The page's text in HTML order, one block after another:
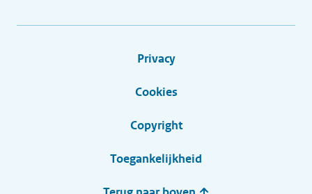
Privacy
Cookies
Copyright
Toegankelijkheid